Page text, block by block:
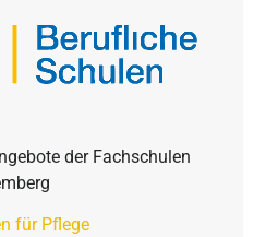
der Fachschulen
für Pflege